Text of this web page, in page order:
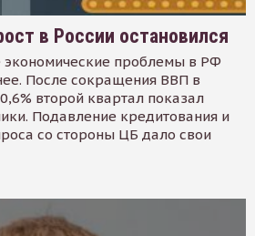
в России остановился
экономические проблемы в РФ
После сокращения ВВП в
второй квартал показал
Подавление кредитования и
со стороны ЦБ дало свои